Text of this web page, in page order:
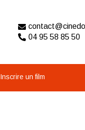
04 95 58 85 50
Inscrire un film